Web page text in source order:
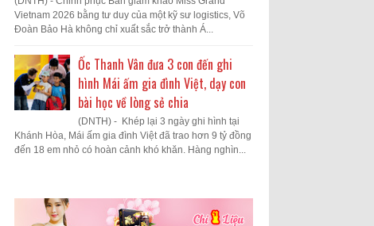
Vietnam 2026 bằng tư duy của một kỹ sư logistics, Võ
Đoàn Bảo Hà không chỉ xuất sắc trở thành Á...
Ốc Thanh Vân đưa 3 con đến ghi
hình Mái ấm gia đình Việt, dạy con
bài học về lòng sẻ chia
(DNTH) - Khép lại 3 ngày ghi hình tại
Khánh Hòa, Mái ấm gia đình Việt đã trao hơn 9 tỷ đồng
đến 18 em nhỏ có hoàn cảnh khó khăn. Hàng nghìn...